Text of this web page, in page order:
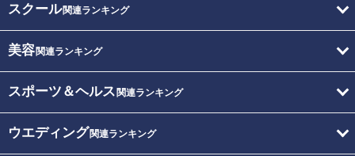
スクール関連ランキング
美容関連ランキング
スポーツ＆ヘルス 関連ランキング
ウエディング関連ランキング